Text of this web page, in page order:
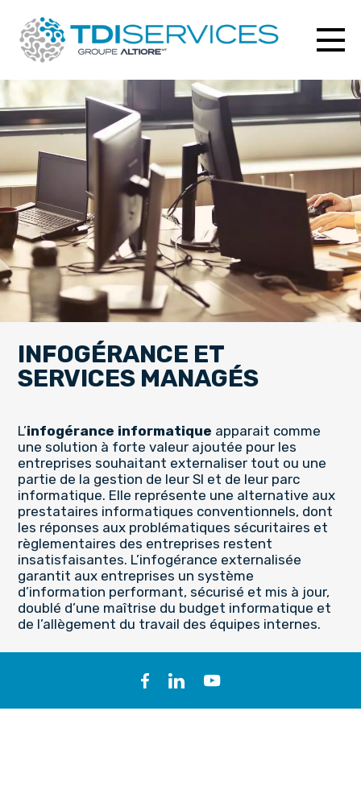
INFOGÉRANCE ET
SERVICES MANAGÉS
L’infogérance informatique apparait comme
une solution à forte valeur ajoutée pour les
entreprises souhaitant externaliser tout ou une
partie de la gestion de leur SI et de leur parc
informatique. Elle représente une alternative aux
prestataires informatiques conventionnels, dont
les réponses aux problématiques sécuritaires et
règlementaires des entreprises restent
insatisfaisantes. L’infogérance externalisée
garantit aux entreprises un système
d’information performant, sécurisé et mis à jour,
doublé d’une maîtrise du budget informatique et
de l’allègement du travail des équipes internes.